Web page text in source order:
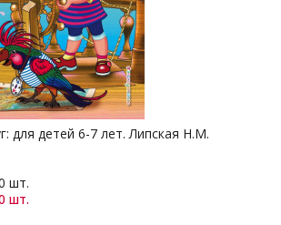
для детей 6-7 лет. Липская Н.М.
шт.
шт.